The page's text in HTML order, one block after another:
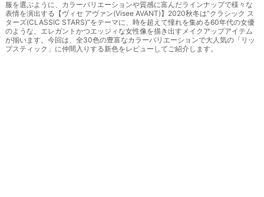
服を選ぶように、カラーバリエーションや質感に富んだラインナップで様々な
表情を演出する【ヴィセ アヴァン(Visee AVANT)】2020秋冬は“クラシック ス
ターズ(CLASSIC STARS)”をテーマに、時を超えて憧れを集める60年代の女優
のような、エレガントかつエッジィな女性像を描き出すメイクアップアイテム
が揃います。今回は、全30色の豊富なカラーバリエーションで大人気の「リッ
プスティック」に仲間入りする新色をレビューしてご紹介します。